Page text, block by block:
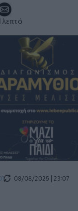
λεπτό
08/08/2025 | 23:07